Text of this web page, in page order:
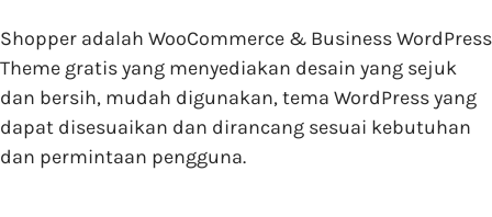
Shopper adalah WooCommerce & Business WordPress
Theme gratis yang menyediakan desain yang sejuk
dan bersih, mudah digunakan, tema WordPress yang
dapat disesuaikan dan dirancang sesuai kebutuhan
dan permintaan pengguna.